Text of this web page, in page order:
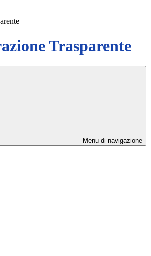
Trasparente
Menu di navigazione